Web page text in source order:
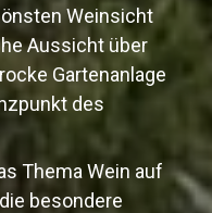
Weinsicht
Aussicht über
Gartenanlage
des
Thema Wein auf
besondere